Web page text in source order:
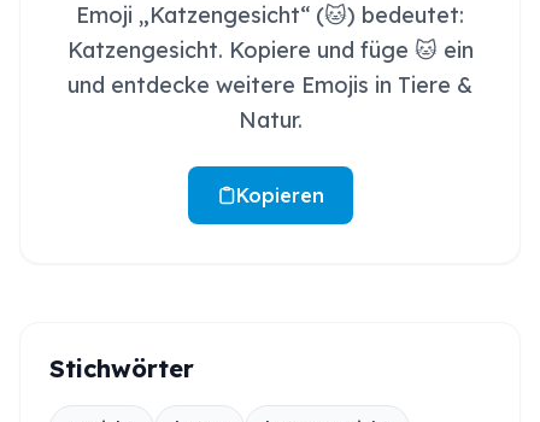
Emoji „Katzengesicht“ (🐱) bedeutet:
Katzengesicht. Kopiere und füge 🐱 ein
und entdecke weitere Emojis in Tiere &
Natur.
Kopieren
Stichwörter